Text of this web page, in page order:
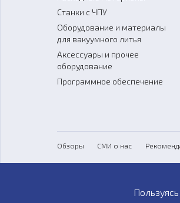
Станки с ЧПУ
Оборудование и материалы
для вакуумного литья
Аксессуары и прочее
оборудование
Программное обеспечение
Обзоры СМИ о нас